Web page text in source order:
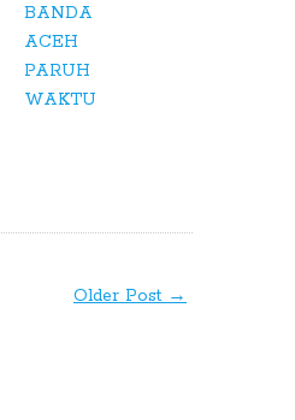
BANDA
ACEH
PARUH
WAKTU
Older Post →